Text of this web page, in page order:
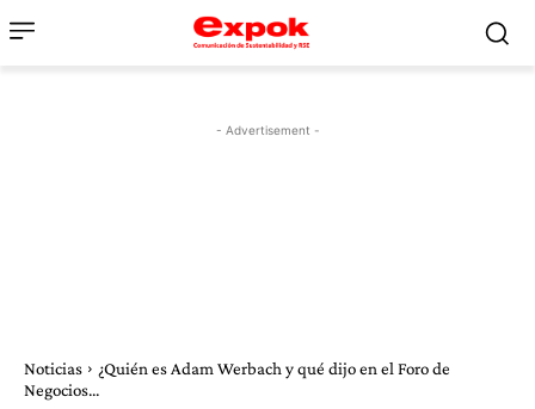
- Advertisement -
Noticias
¿Quién es Adam Werbach y qué dijo en el Foro de
Negocios...